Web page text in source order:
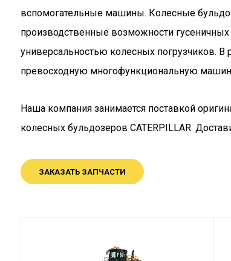
вспомогательные машины. Колесные
производственные возможности
универсальностью колесных погрузчиков. В
превосходную многофункциональную
Наша компания занимается поставкой
колесных бульдозеров CATERPILLAR.
ЗАКАЗАТЬ ЗАПЧАСТИ